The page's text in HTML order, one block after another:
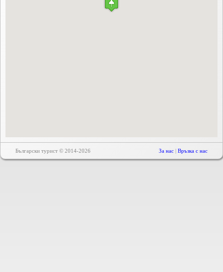
Български турист © 2014-2026 За нас | Връзка с нас